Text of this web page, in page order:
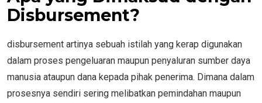
Disbursement?
disbursement artinya sebuah istilah yang kerap digunakan
dalam proses pengeluaran maupun penyaluran sumber daya
manusia ataupun dana kepada pihak penerima. Dimana dalam
prosesnya sendiri sering melibatkan pemindahan maupun